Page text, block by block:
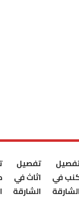
في
تفصيل
اثاث في
الشارقة